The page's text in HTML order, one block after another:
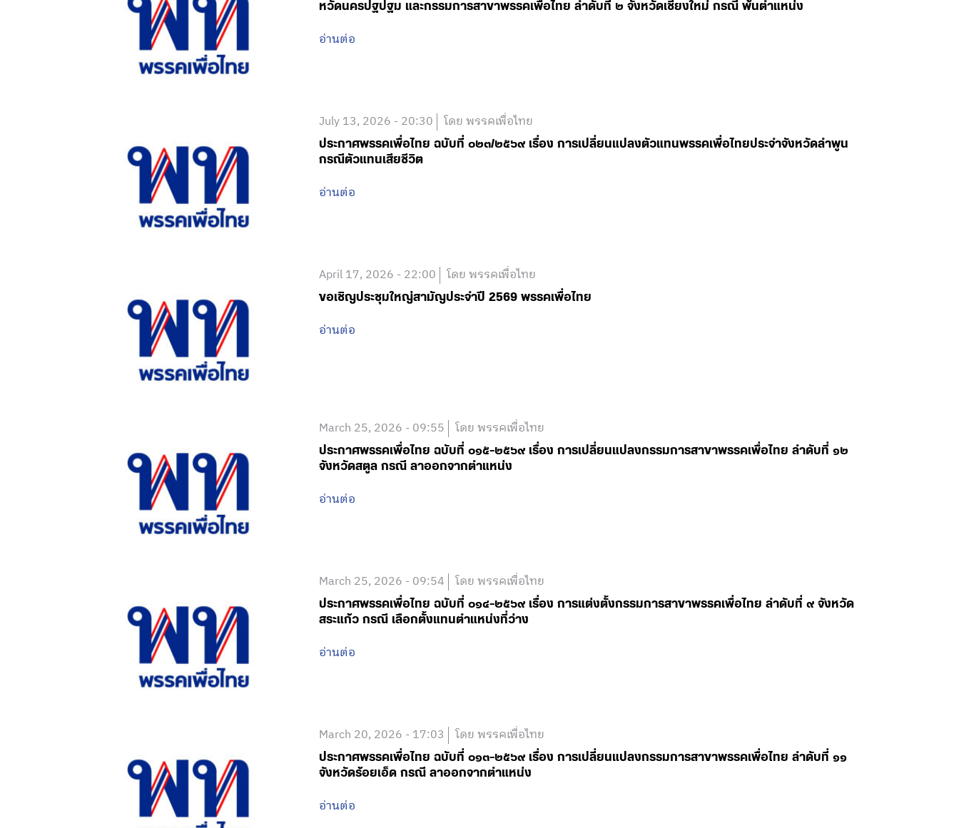
หวัดนครปฐปฐม และกรรมการสาขาพรรคเพื่อไทย ลำดับที่ ๒ จังหวัดเชียงใหม่ กรณี พ้นตำแหน่ง
อ่านต่อ
July 13, 2026 - 20:30 โดย พรรคเพื่อไทย
ประกาศพรรคเพื่อไทย ฉบับที่ ๐๒๓/๒๕๖๙ เรื่อง การเปลี่ยนแปลงตัวแทนพรรคเพื่อไทยประจำจังหวัดลำพูน
กรณีตัวแทนเสียชีวิต
อ่านต่อ
April 17, 2026 - 22:00 โดย พรรคเพื่อไทย
ขอเชิญประชุมใหญ่สามัญประจำปี 2569 พรรคเพื่อไทย
อ่านต่อ
March 25, 2026 - 09:55 โดย พรรคเพื่อไทย
ประกาศพรรคเพื่อไทย ฉบับที่ ๐๑๕-๒๕๖๙ เรื่อง การเปลี่ยนแปลงกรรมการสาขาพรรคเพื่อไทย ลำดับที่ ๑๒
จังหวัดสตูล กรณี ลาออกจากตำแหน่ง
อ่านต่อ
March 25, 2026 - 09:54 โดย พรรคเพื่อไทย
ประกาศพรรคเพื่อไทย ฉบับที่ ๐๑๔-๒๕๖๙ เรื่อง การแต่งตั้งกรรมการสาขาพรรคเพื่อไทย ลำดับที่ ๙ จังหวัด
สระแก้ว กรณี เลือกตั้งแทนตำแหน่งที่ว่าง
อ่านต่อ
March 20, 2026 - 17:03 โดย พรรคเพื่อไทย
ประกาศพรรคเพื่อไทย ฉบับที่ ๐๑๓-๒๕๖๙ เรื่อง การเปลี่ยนแปลงกรรมการสาขาพรรคเพื่อไทย ลำดับที่ ๑๑
จังหวัดร้อยเอ็ด กรณี ลาออกจากตำแหน่ง
อ่านต่อ